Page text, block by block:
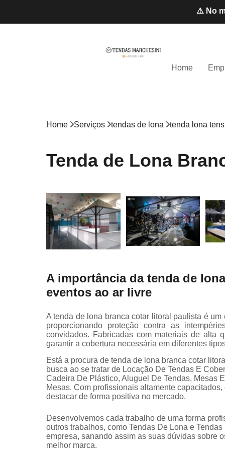
⚠️ No
Home
Home Serviços tendas de lona tenda lona
Tenda de Lona
A importância da tenda de
eventos ao ar livre
A tenda de lona branca cotar litoral paulista é
proporcionando proteção contra as
convidados. Fabricadas com materiais de alta
garantir a cobertura necessária em diferentes
Está a procura de tenda de lona branca cotar
busca ao se tratar de Locação De Tendas E
Cadeira De Plástico, Aluguel De Tendas, Mesas
Mesas. Com profissionais altamente
destacar de forma positiva no mercado.
Desenvolvemos cada trabalho de uma forma
outros trabalhos, como Tendas De Lona e
empresa, sanando assim as suas dúvidas sobre
melhor marca.